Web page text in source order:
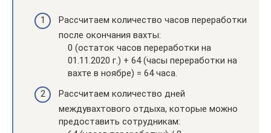
Рассчитаем количество часов переработки
после окончания вахты:
0 (остаток часов переработки на
01.11.2020 г.) + 64 (часы переработки на
вахте в ноябре) = 64 часа.
Рассчитаем количество дней
междувахтового отдыха, которые можно
предоставить сотрудникам: